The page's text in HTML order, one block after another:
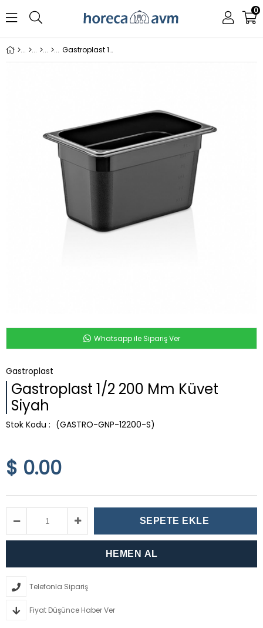
0
Gastroplast 1/2 200 Mm Küvet Siyah
Whatsapp ile Sipariş Ver
Gastroplast
Gastroplast 1/2 200 Mm Küvet
Siyah
(GASTRO-GNP-12200-S)
$ 0.00
Telefonla Sipariş
Fiyat Düşünce Haber Ver